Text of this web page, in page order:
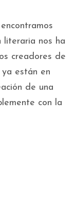
literaria nos ha
creadores de
están en
de una
con la